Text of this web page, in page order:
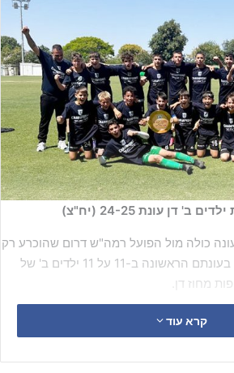
דן עונת 24-25 (יח"צ)
כולה מול הפועל רמה"ש דרום שהוכרע רק
במחזור הסיום של העונה, בעונתם הראשונה ב-11 על 11 ילדים ב' של
מחוז דן.
יותר החודש זכה עם קבוצת הנוער של
לליגה הארצית לנוער בעונה הבאה, ניצחה בשבת את מכבי הרצליה 1:2,
קרא עוד